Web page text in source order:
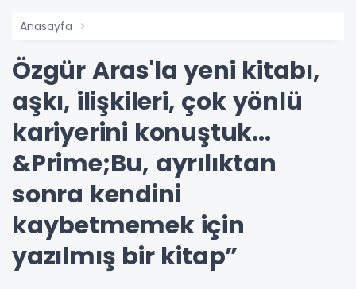
Anasayfa
Özgür Aras'la yeni kitabı,
aşkı, ilişkileri, çok yönlü
kariyerini konuştuk...
&Prime;Bu, ayrılıktan
sonra kendini
kaybetmemek için
yazılmış bir kitap”